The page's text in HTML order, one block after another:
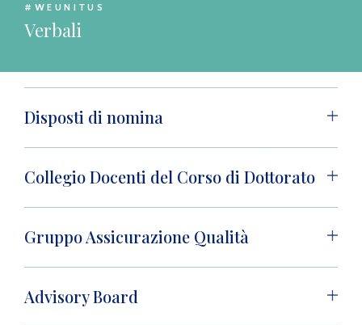
#WEUNITUS
Verbali
Disposti di nomina
Collegio Docenti del Corso di Dottorato
Gruppo Assicurazione Qualità
Advisory Board